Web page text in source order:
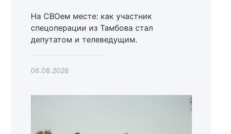
На СВОем месте: как участник
спецоперации из Тамбова стал
депутатом и телеведущим.
06.08.2026